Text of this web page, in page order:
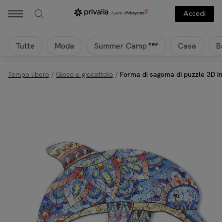
Accedi
Tutte Moda Summer Camp new Casa
Tempo libero / Gioco e giocattolo / Forma di sagoma di puzzle 3D